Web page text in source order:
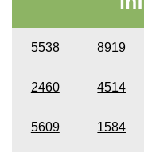
5538 8919
2460 4514
5609 1584